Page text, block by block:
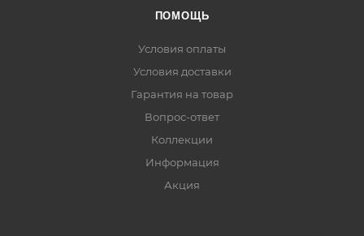
ПОМОЩЬ
Условия оплаты
Условия доставки
Гарантия на товар
Вопрос-ответ
Коллекции
Информация
Акция